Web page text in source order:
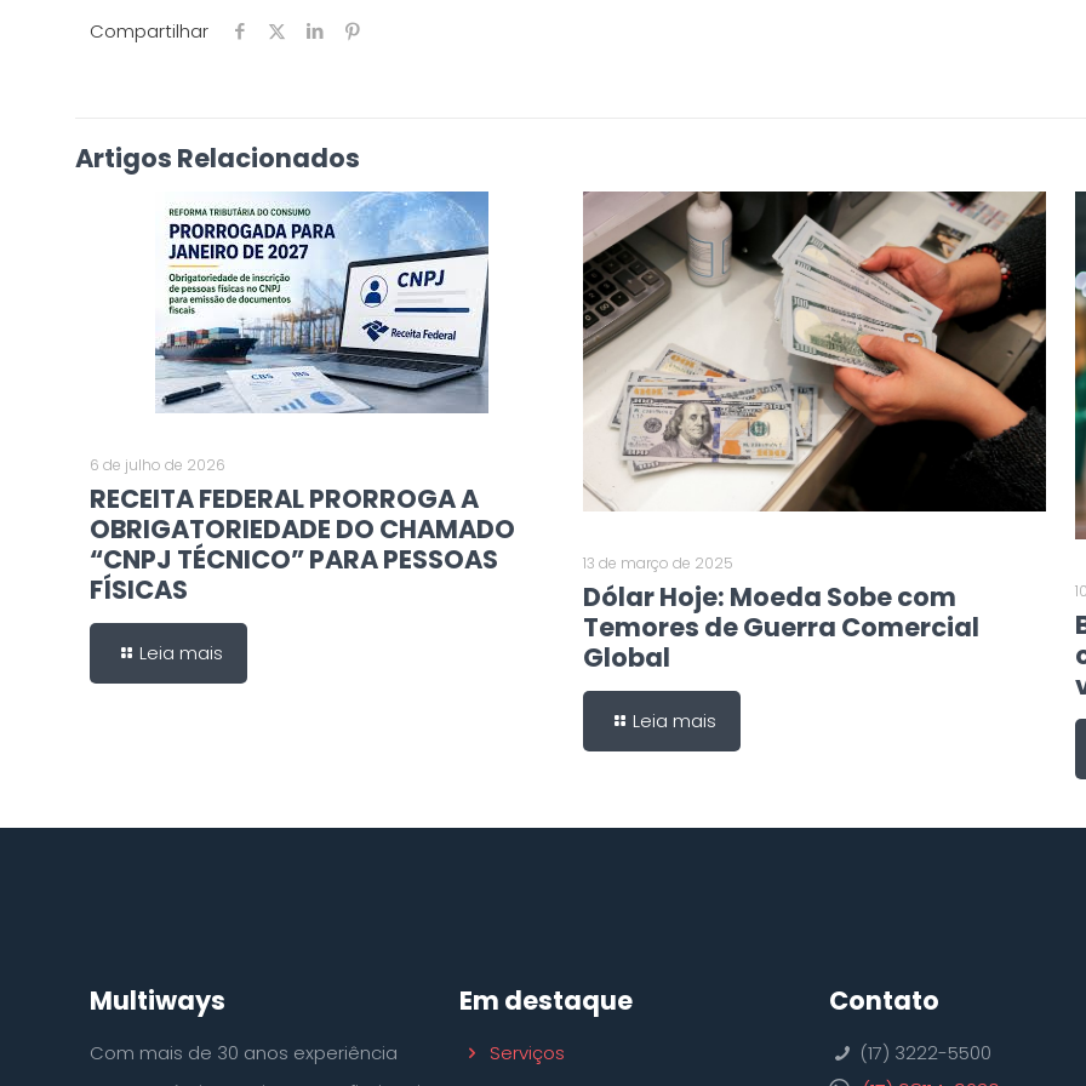
Compartilhar
Artigos Relacionados
6 de julho de 2026
RECEITA FEDERAL PRORROGA A
OBRIGATORIEDADE DO CHAMADO
“CNPJ TÉCNICO” PARA PESSOAS
FÍSICAS
Leia mais
13 de março de 2025
Dólar Hoje: Moeda Sobe com
Temores de Guerra Comercial
Global
Leia mais
Multiways
Com mais de 30 anos experiência
Em destaque
Serviços
Contato
(17) 3222-5500